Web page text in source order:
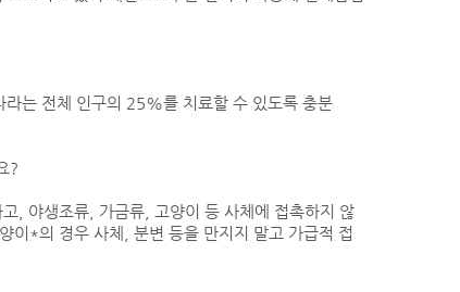
는 전체 인구의 25%를 치료할 수 있도록 충분
?
, 야생조류, 가금류, 고양이 등 사체에 접촉하지 않
이*의 경우 사체, 분변 등을 만지지 말고 가급적 접